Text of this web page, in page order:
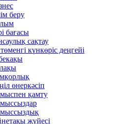
беру
бағасы
сақтау
күнкөріс деңгейі
өнеркәсіп
қамту
жүйесі